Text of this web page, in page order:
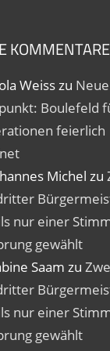
KOMMENTARE
Weisszu
Boulefeld
feierlich
Michel zu
nur einer
gewählt
Saam zu
nur einer
gewählt